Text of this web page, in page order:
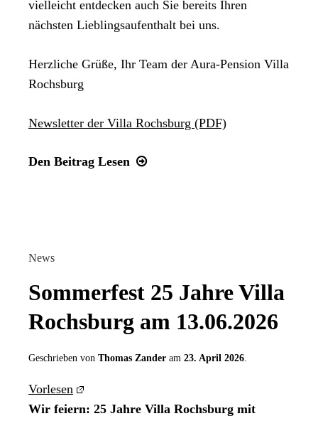
vielleicht entdecken auch Sie bereits Ihren
nächsten Lieblingsaufenthalt bei uns.
Herzliche Grüße, Ihr Team der Aura-Pension Villa
Rochsburg
Newsletter der Villa Rochsburg (PDF)
Den Beitrag Lesen
News
Sommerfest 25 Jahre Villa
Rochsburg am 13.06.2026
Geschrieben von Thomas Zander am 23. April 2026.
Vorlesen
Wir feiern: 25 Jahre Villa Rochsburg mit